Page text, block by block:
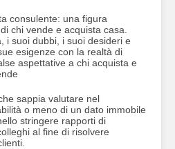
consulente: una figura
chi vende e acquista casa.
i suoi dubbi, i suoi desideri e
esigenze con la realtà di
aspettative a chi acquista e
sappia valutare nel
o meno di un dato immobile
stringere rapporti di
al fine di risolvere